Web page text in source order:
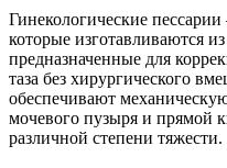
Гинекологические
которые изготавливаются
предназначенные для
таза без хирургического
обеспечивают
мочевого пузыря и прямой
различной степени тяжести.